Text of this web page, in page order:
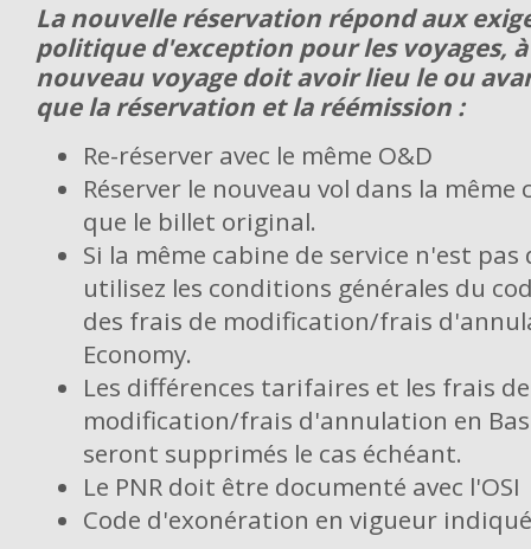
La nouvelle réservation répond aux
politique d'exception pour les voyages,
nouveau voyage doit avoir lieu le ou
que la réservation et la réémission :
Re-réserver avec le même O&D
Réserver le nouveau vol dans la même
que le billet original.
Si la même cabine de service n'est
utilisez les conditions générales du
des frais de modification/frais
Economy.
Les différences tarifaires et les frais de
modification/frais d'annulation en
seront supprimés le cas échéant.
Le PNR doit être documenté avec l'OSI
Code d'exonération en vigueur